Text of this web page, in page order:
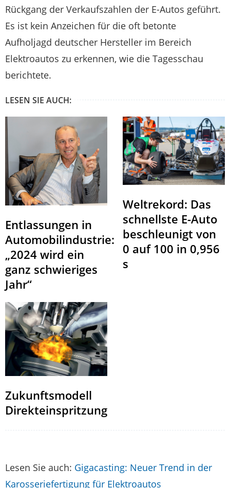
Rückgang der Verkaufszahlen der E-Autos geführt.
Es ist kein Anzeichen für die oft betonte
Aufholjagd deutscher Hersteller im Bereich
Elektroautos zu erkennen, wie die Tagesschau
berichtete.
LESEN SIE AUCH:
Entlassungen in
Automobilindustrie:
„2024 wird ein
ganz schwieriges
Jahr“
Weltrekord: Das
schnellste E-Auto
beschleunigt von
0 auf 100 in 0,956
s
Zukunftsmodell
Direkteinspritzung
Lesen Sie auch: Gigacasting: Neuer Trend in der
Karosseriefertigung für Elektroautos